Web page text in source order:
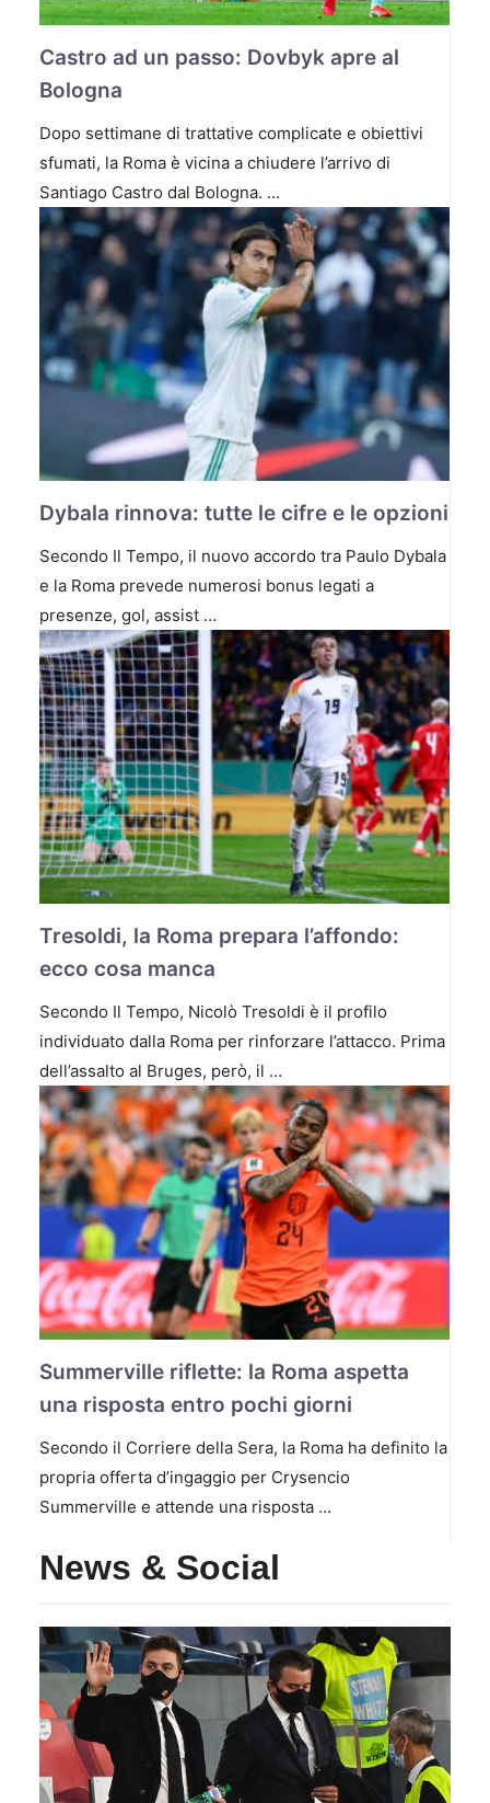
Castro ad un passo: Dovbyk apre al
Bologna
Dopo settimane di trattative complicate e obiettivi
sfumati, la Roma è vicina a chiudere l’arrivo di
Santiago Castro dal Bologna. …
Dybala rinnova: tutte le cifre e le opzioni
Secondo Il Tempo, il nuovo accordo tra Paulo Dybala
e la Roma prevede numerosi bonus legati a
presenze, gol, assist …
Tresoldi, la Roma prepara l’affondo:
ecco cosa manca
Secondo Il Tempo, Nicolò Tresoldi è il profilo
individuato dalla Roma per rinforzare l’attacco. Prima
dell’assalto al Bruges, però, il …
Summerville riflette: la Roma aspetta
una risposta entro pochi giorni
Secondo il Corriere della Sera, la Roma ha definito la
propria offerta d’ingaggio per Crysencio
Summerville e attende una risposta …
News & Social